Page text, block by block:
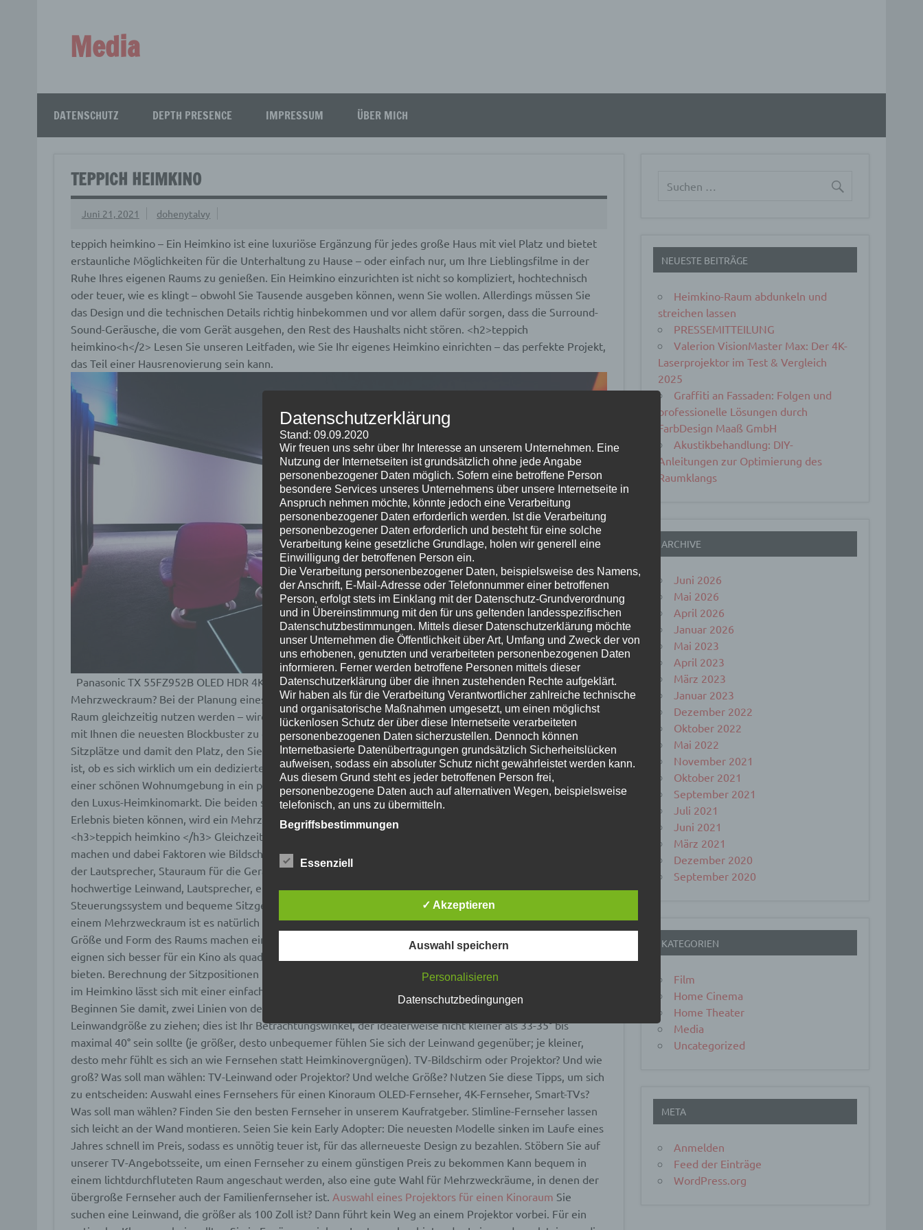
Media
DATENSCHUTZ DEPTH PRESENCE IMPRESSUM ÜBER MICH
TEPPICH HEIMKINO
Juni 21, 2021 dohenytalvy
teppich heimkino – Ein Heimkino ist eine luxuriöse Ergänzung für jedes große Haus mit viel Platz und bietet
erstaunliche Möglichkeiten für die Unterhaltung zu Hause – oder einfach nur, um Ihre Lieblingsfilme in der
Ruhe Ihres eigenen Raums zu genießen. Ein Heimkino einzurichten ist nicht so kompliziert, hochtechnisch
oder teuer, wie es klingt – obwohl Sie Tausende ausgeben können, wenn Sie wollen. Allerdings müssen Sie
das Design und die technischen Details richtig hinbekommen und vor allem dafür sorgen, dass die Surround-
Sound-Geräusche, die vom Gerät ausgehen, den Rest des Haushalts nicht stören. <h2>teppich
heimkino<h</2> Lesen Sie unseren Leitfaden, wie Sie Ihr eigenes Heimkino einrichten – das perfekte Projekt,
das Teil einer Hausrenovierung sein kann.
Panasonic TX 55FZ952B OLED HDR 4K Ultra HD Smart TVDedizierter Heimkino-Raum oder
Mehrzweckraum? Bei der Planung eines Kinoraums sollten Sie zunächst überlegen, wie viele Personen den
Raum gleichzeitig nutzen werden – wird es nur Ihre Familie sein, oder werden Sie auch Gäste einladen, um
mit Ihnen die neuesten Blockbuster zu genießen? Die Antwort auf diese Frage bestimmt die Anzahl der
Sitzplätze und damit den Platz, den Sie benötigen. ‘Eine der wichtigsten Fragen, die man sich stellen sollte,
ist, ob es sich wirklich um ein dediziertes Heimkino oder um einen Mehrzweckraum handelt, der sich von
einer schönen Wohnumgebung in ein privates Kino verwandeln lässt’, sagt Mike Beatty von Pulse, Berater für
den Luxus-Heimkinomarkt. Die beiden sind sehr unterschiedlich, und obwohl beide ein wirklich immersives
Erlebnis bieten können, wird ein Mehrzweckraum immer ein gewisses Maß an Kompromissen aufweisen.
<h3>teppich heimkino </h3> Gleichzeitig müssen Sie sich Gedanken über die Gestaltung des Kinoraums
machen und dabei Faktoren wie Bildschirmgröße, Blickwinkel, Projektionsmethode, Sitzkomfort, Platzierung
der Lautsprecher, Stauraum für die Geräte und Akustik berücksichtigen.
hochwertige Leinwand, Lautsprecher, einen AV-Receiver, stimmungsvolle Beleuchtung, ein spezielles
Steuerungssystem und bequeme Sitzgelegenheiten einplanen”, sagt Robin Bailey von GadgetMyPad. In
einem Mehrzweckraum ist es natürlich schwieriger, all dies richtig zu machen.Heimkino und SpielzimmerDie
Größe und Form des Raums machen einen großen Unterschied für den Erfolg aus. Rechteckige Räume
eignen sich besser für ein Kino als quadratische Räume, da sie Ihnen mehr Flexibilität bei den Sitzpositionen
bieten. Berechnung der Sitzpositionen im Verhältnis zur LeinwandgrößeDie Berechnung der Sitzpositionen
im Heimkino lässt sich mit einer einfachen Gleichung (oder Geometrie) durchführen. teppich heimkino
Beginnen Sie damit, zwei Linien von der geschätzten Sitzposition zu den Rändern der geschätzten
Leinwandgröße zu ziehen; dies ist Ihr Betrachtungswinkel, der idealerweise nicht kleiner als 33-35° bis
maximal 40° sein sollte (je größer, desto unbequemer fühlen Sie sich der Leinwand gegenüber; je kleiner,
desto mehr fühlt es sich an wie Fernsehen statt Heimkinovergnügen). TV-Bildschirm oder Projektor? Und wie
groß? Was soll man wählen: TV-Leinwand oder Projektor? Und welche Größe? Nutzen Sie diese Tipps, um sich
zu entscheiden: Auswahl eines Fernsehers für einen Kinoraum OLED-Fernseher, 4K-Fernseher, Smart-TVs?
Was soll man wählen? Finden Sie den besten Fernseher in unserem Kaufratgeber. Slimline-Fernseher lassen
sich leicht an der Wand montieren. Seien Sie kein Early Adopter: Die neuesten Modelle sinken im Laufe eines
Jahres schnell im Preis, sodass es unnötig teuer ist, für das allerneueste Design zu bezahlen. Stöbern Sie auf
unserer TV-Angebotsseite, um einen Fernseher zu einem günstigen Preis zu bekommen Kann bequem in
einem lichtdurchfluteten Raum angeschaut werden, also eine gute Wahl für Mehrzweckräume, in denen der
übergroße Fernseher auch der Familienfernseher ist. Auswahl eines Projektors für einen Kinoraum Sie
suchen eine Leinwand, die größer als 100 Zoll ist? Dann führt kein Weg an einem Projektor vorbei. Für ein
NEUESTE BEITRÄGE
Heimkino-Raum abdunkeln und
streichen lassen
PRESSEMITTEILUNG
Valerion VisionMaster Max: Der 4K-
Laserprojektor im Test & Vergleich
2025
Graffiti an Fassaden: Folgen und
professionelle Lösungen durch
FarbDesign Maaß GmbH
Akustikbehandlung: DIY-
Anleitungen zur Optimierung des
Raumklangs
ARCHIVE
Juni 2026
Mai 2026
April 2026
Januar 2026
Mai 2023
April 2023
März 2023
Januar 2023
Dezember 2022
Oktober 2022
Mai 2022
November 2021
Oktober 2021
September 2021
Juli 2021
Juni 2021
März 2021
Dezember 2020
September 2020
KATEGORIEN
Film
Home Cinema
Home Theater
Media
Uncategorized
META
Anmelden
Feed der Einträge
WordPress.org
Datenschutzerklärung
Stand: 09.09.2020
Wir freuen uns sehr über Ihr Interesse an unserem Unternehmen. Eine
Nutzung der Internetseiten ist grundsätzlich ohne jede Angabe
personenbezogener Daten möglich. Sofern eine betroffene Person
besondere Services unseres Unternehmens über unsere Internetseite in
Anspruch nehmen möchte, könnte jedoch eine Verarbeitung
personenbezogener Daten erforderlich werden. Ist die Verarbeitung
personenbezogener Daten erforderlich und besteht für eine solche
Verarbeitung keine gesetzliche Grundlage, holen wir generell eine
Einwilligung der betroffenen Person ein.
Die Verarbeitung personenbezogener Daten, beispielsweise des Namens,
der Anschrift, E-Mail-Adresse oder Telefonnummer einer betroffenen
Person, erfolgt stets im Einklang mit der Datenschutz-Grundverordnung
und in Übereinstimmung mit den für uns geltenden landesspezifischen
Datenschutzbestimmungen. Mittels dieser Datenschutzerklärung möchte
unser Unternehmen die Öffentlichkeit über Art, Umfang und Zweck der von
uns erhobenen, genutzten und verarbeiteten personenbezogenen Daten
informieren. Ferner werden betroffene Personen mittels dieser
Datenschutzerklärung über die ihnen zustehenden Rechte aufgeklärt.
Wir haben als für die Verarbeitung Verantwortlicher zahlreiche technische
und organisatorische Maßnahmen umgesetzt, um einen möglichst
lückenlosen Schutz der über diese Internetseite verarbeiteten
personenbezogenen Daten sicherzustellen. Dennoch können
Internetbasierte Datenübertragungen grundsätzlich Sicherheitslücken
aufweisen, sodass ein absoluter Schutz nicht gewährleistet werden kann.
Aus diesem Grund steht es jeder betroffenen Person frei,
personenbezogene Daten auch auf alternativen Wegen, beispielsweise
telefonisch, an uns zu übermitteln.
Begriffsbestimmungen
Die Datenschutzerklärung beruht auf den Begrifflichkeiten, die durch den
Europäischen Richtlinien- und Verordnungsgeber beim Erlass der
Datenschutzerklärung soll sowohl für die Öffentlichkeit als auch für unsere
Kunden und Geschäftspartner einfach lesbar und verständlich sein. Um
dies zu gewährleisten, möchten wir vorab die verwendeten
Begrifflichkeiten erläutern.
Wir verwenden in dieser Datenschutzerklärung unter anderem die
a) personenbezogene Daten
Personenbezogene Daten sind alle Informationen, die sich auf eine
identifizierte oder identifizierbare natürliche Person (im Folgenden
„betroffene Person") beziehen. Als identifizierbar wird eine natürliche
Person angesehen, die direkt oder indirekt, insbesondere mittels
Zuordnung zu einer Kennung wie einem Namen, zu einer Kennnummer, zu
Standortdaten, zu einer Online-Kennung oder zu einem oder mehreren
besonderen Merkmalen, die Ausdruck der physischen, physiologischen,
genetischen, psychischen, wirtschaftlichen, kulturellen oder sozialen
Identität dieser natürlichen Person sind, identifiziert werden kann.
b) betroffene Person
Betroffene Person ist jede identifizierte oder identifizierbare natürliche
Person, deren personenbezogene Daten von dem für die Verarbeitung
Essenziell
✓ Akzeptieren
Auswahl speichern
Personalisieren
Datenschutzbedingungen